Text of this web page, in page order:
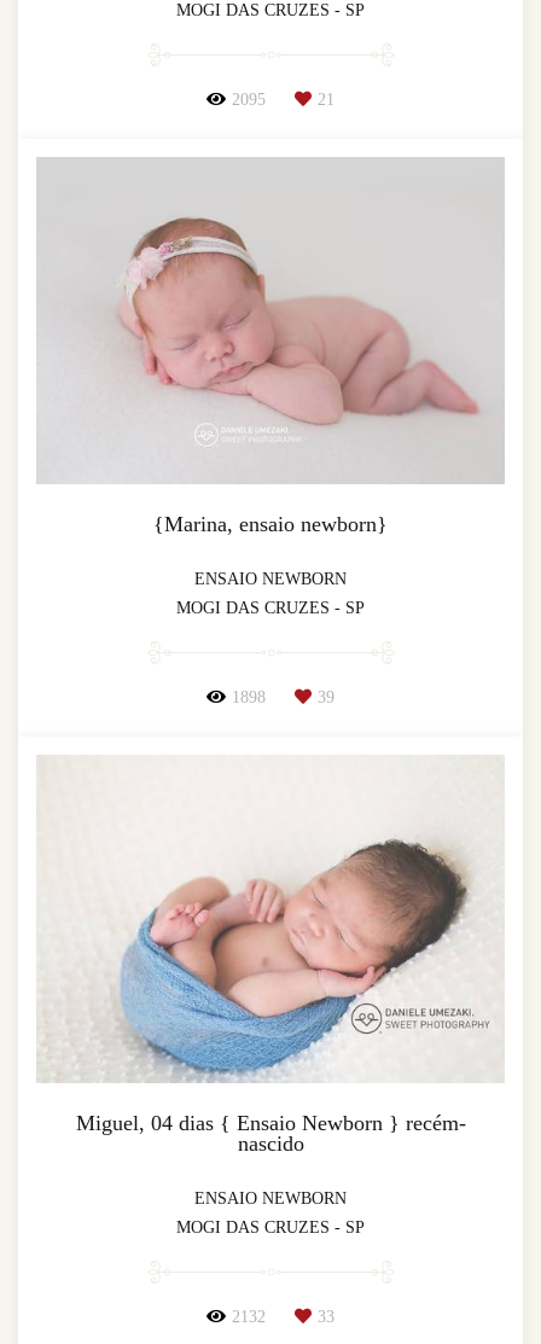
MOGI DAS CRUZES - SP
2095 21
{Marina, ensaio newborn}
ENSAIO NEWBORN
MOGI DAS CRUZES - SP
1898 39
Miguel, 04 dias { Ensaio Newborn } recém-
nascido
ENSAIO NEWBORN
MOGI DAS CRUZES - SP
2132 33